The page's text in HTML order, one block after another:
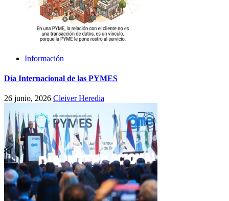
Información
Día Internacional de las PYMES
26 junio, 2026 Cleiver Heredia